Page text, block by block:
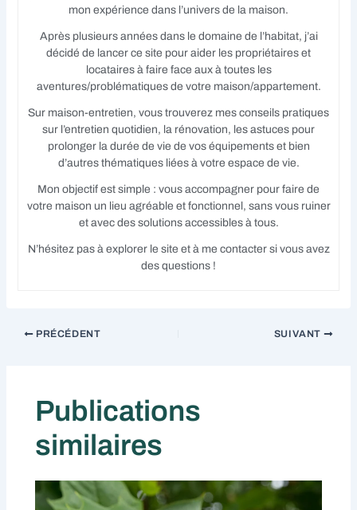
mon expérience dans l’univers de la maison.
Après plusieurs années dans le domaine de l’habitat, j’ai
décidé de lancer ce site pour aider les propriétaires et
locataires à faire face aux à toutes les
aventures/problématiques de votre maison/appartement.
Sur maison-entretien, vous trouverez mes conseils pratiques
sur l’entretien quotidien, la rénovation, les astuces pour
prolonger la durée de vie de vos équipements et bien
d’autres thématiques liées à votre espace de vie.
Mon objectif est simple : vous accompagner pour faire de
votre maison un lieu agréable et fonctionnel, sans vous ruiner
et avec des solutions accessibles à tous.
N’hésitez pas à explorer le site et à me contacter si vous avez
des questions !
PRÉCÉDENT SUIVANT
Publications
similaires